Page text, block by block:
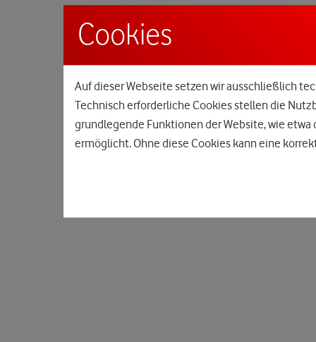
Cookies
Auf dieser Webseite setzen wir ausschließlich
Technisch erforderliche Cookies stellen die
grundlegende Funktionen der Website, wie
ermöglicht. Ohne diese Cookies kann eine